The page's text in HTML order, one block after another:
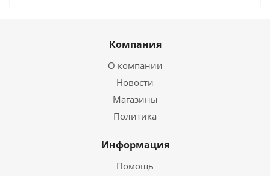
Компания
О компании
Новости
Магазины
Политика
Информация
Помощь